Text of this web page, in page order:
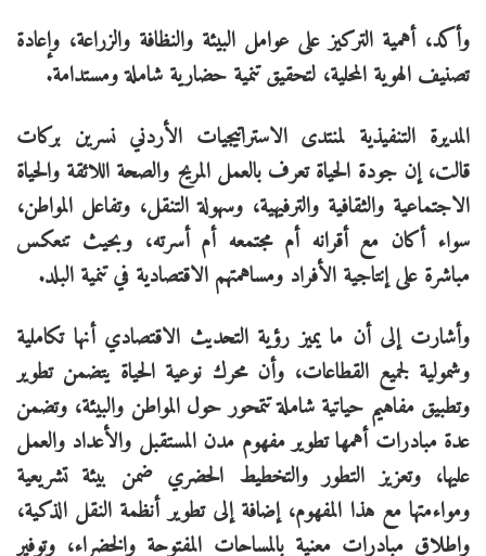
وأكد، أهمية التركيز على عوامل البيئة والنظافة والزراعة، وإعادة
تصنيف الهوية المحلية، لتحقيق تنمية حضارية شاملة ومستدامة.
المديرة التنفيذية لمنتدى الاستراتيجيات الأردني نسرين بركات
قالت، إن جودة الحياة تعرف بالعمل المريح والصحة اللائقة والحياة
الاجتماعية والثقافية والترفيهية، وسهولة التنقل، وتفاعل المواطن،
سواء أكان مع أقرانه أم مجتمعه أم أسرته، وبحيث تنعكس
مباشرة على إنتاجية الأفراد ومساهمتهم الاقتصادية في تنمية البلد.
وأشارت إلى أن ما يميز رؤية التحديث الاقتصادي أنها تكاملية
وشمولية لجميع القطاعات، وأن محرك نوعية الحياة يتضمن تطوير
وتطبيق مفاهيم حياتية شاملة تتمحور حول المواطن والبيئة، وتضمن
عدة مبادرات أهمها تطوير مفهوم مدن المستقبل والأعداد والعمل
عليها، وتعزيز التطور والتخطيط الحضري ضمن بيئة تشريعية
ومواءمتها مع هذا المفهوم، إضافة إلى تطوير أنظمة النقل الذكية،
وإطلاق مبادرات معنية بالمساحات المفتوحة والخضراء، وتوفير